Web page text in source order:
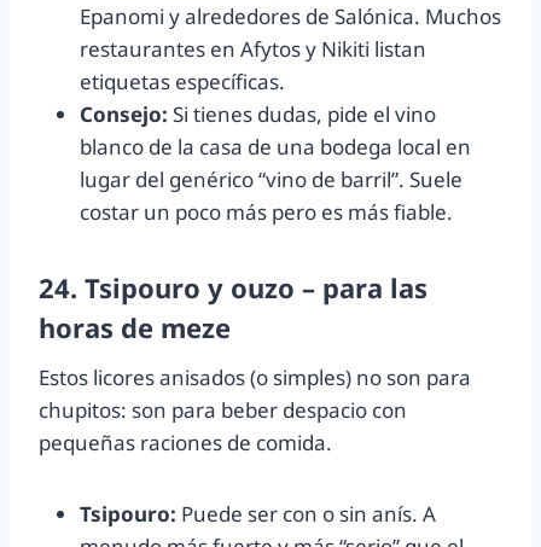
Epanomi y alrededores de Salónica. Muchos
restaurantes en Afytos y Nikiti listan
etiquetas específicas.
Consejo: Si tienes dudas, pide el vino
blanco de la casa de una bodega local en
lugar del genérico “vino de barril”. Suele
costar un poco más pero es más fiable.
24. Tsipouro y ouzo – para las
horas de meze
Estos licores anisados (o simples) no son para
chupitos: son para beber despacio con
pequeñas raciones de comida.
Tsipouro: Puede ser con o sin anís. A